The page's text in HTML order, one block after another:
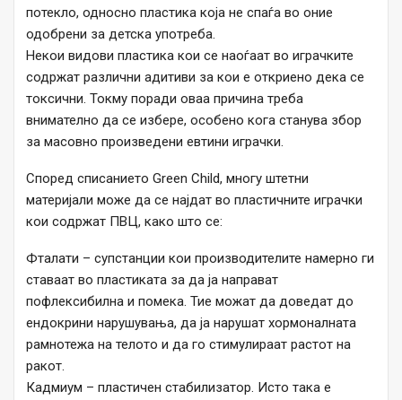
потекло, односно пластика која не спаѓа во оние
одобрени за детска употреба.
Некои видови пластика кои се наоѓаат во играчките
содржат различни адитиви за кои е откриено дека се
токсични. Токму поради оваа причина треба
внимателно да се избере, особено кога станува збор
за масовно произведени евтини играчки.
Според списанието Green Child, многу штетни
материјали може да се најдат во пластичните играчки
кои содржат ПВЦ, како што се:
Фталати – супстанции кои производителите намерно ги
ставаат во пластиката за да ја направат
пофлексибилна и помека. Тие можат да доведат до
ендокрини нарушувања, да ја нарушат хормоналната
рамнотежа на телото и да го стимулираат растот на
ракот.
Кадмиум – пластичен стабилизатор. Исто така е